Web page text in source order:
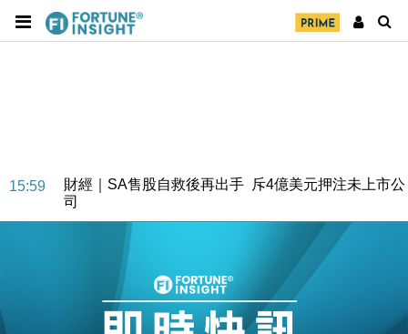
15:59
財經｜SA售股自救後再出手 斥4億美元押注未上市公
司
財經｜精星香港夥菜鳥拓全球智慧倉儲市場 加快海外
地產｜大酒店中期轉賺2300萬元 斥21億翻新香港及
國際｜特朗普赴洛杉磯高球場活動前 男子攜槍彈被捕